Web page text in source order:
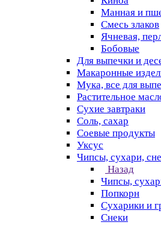
Манная и
Смесь злаков
Ячневая,
Бобовые
Для выпечки и
Макаронные
Мука, все для
Растительное
Сухие завтраки
Соль, сахар
Соевые продукты
Уксус
Чипсы, сухари,
Назад
Чипсы,
Попкорн
Сухарики и
Снеки